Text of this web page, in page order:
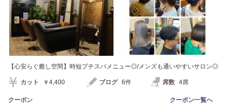
【心安らぐ癒し空間】時短プチスパメニュー◎/メンズも通いやすいサロン◎
カット ￥4,400 ブログ 6件 席数 4席
クーポン クーポン一覧へ